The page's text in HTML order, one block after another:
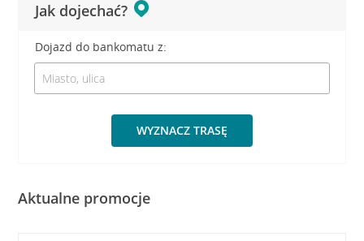
Jak dojechać?
Dojazd do bankomatu z:
WYZNACZ TRASĘ
Aktualne promocje